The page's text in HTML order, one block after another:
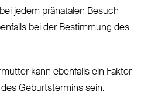
jedem pränatalen Besuch
bei der Bestimmung des
kann ebenfalls ein Faktor
Geburtstermins sein.